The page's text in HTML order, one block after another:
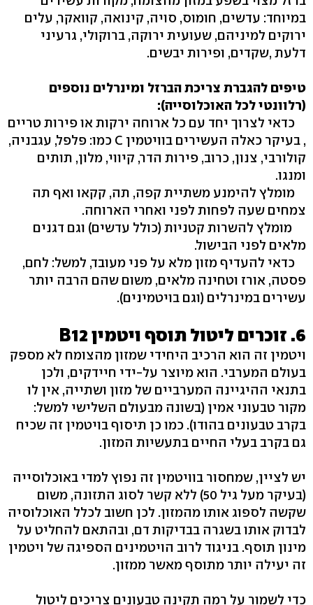
במיוחד: עדשים, חומוס, סויה, קינואה, קוואקר, עלים
ירוקים למיניהם, שעועית ירוקה, ברוקולי, גרעיני
דלעת ,שקדים, ופירות יבשים.
טיפים להגברת צריכת הברזל ומינרלים נוספים
(רלוונטי לכל האוכלוסייה):
כדאי לצרוך יחד עם כל ארוחה ירקות או פירות טריים
, בעיקר כאלה העשירים בוויטמין C כמו: פלפל, עגבניה,
קולורבי, צנון, כרוב, פירות הדר, קיווי, מלון, תותים
ומנגו.
מומלץ להימנע משתיית קפה, תה, קקאו ואף תה
צמחים שעה לפחות לפני ואחרי הארוחה.
מומלץ להשרות קטניות (כולל עדשים) וגם דגנים
מלאים לפני הבישול.
כדאי להעדיף מזון מלא על פני מעובד, למשל: לחם,
פסטה, אורז וטחינה מלאים, משום שהם הרבה יותר
עשירים במינרלים (וגם בויטמינים).
6. זוכרים ליטול תוסף ויטמין B12
ויטמין זה הוא הרכיב היחידי שמזון מהצומח לא מספק
בעולם המערבי. הוא מיוצר על-ידי חיידקים, ולכן
בתנאי ההיגיינה המערביים של מזון ושתייה, אין לו
מקור טבעוני אמין (בשונה מבעולם השלישי למשל:
בקרב טבעונים בהודו). כמו כן תיסוף בויטמין זה שכיח
גם בקרב בעלי החיים בתעשיות המזון.
יש לציין, שמחסור בוויטמין זה נפוץ למדי באוכלוסייה
(בעיקר מעל גיל 50) ללא קשר לסוג התזונה, משום
שקשה לספוג אותו מהמזון. לכן חשוב לכלל האוכלוסיה
לבדוק אותו בשגרה בבדיקות דם, ובהתאם להחליט על
מינון תוסף. בניגוד לרוב הויטמינים הספיגה של ויטמין
זה יעילה יותר מתוסף מאשר ממזון.
כדי לשמור על רמה תקינה טבעונים צריכים ליטול